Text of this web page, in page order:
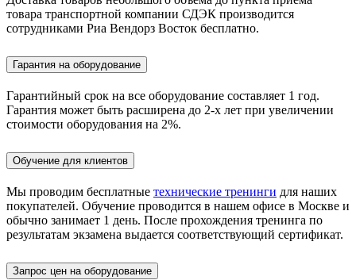
товара транспортной компании СДЭК производится
сотрудниками Риа Вендорз Восток бесплатно.
Гарантия на оборудование
Гарантийный срок на все оборудование составляет 1 год.
Гарантия может быть расширена до 2-х лет при увеличении
стоимости оборудования на 2%.
Обучение для клиентов
Мы проводим бесплатные технические тренинги для наших
покупателей. Обучение проводится в нашем офисе в Москве и
обычно занимает 1 день. После прохождения тренинга по
результатам экзамена выдается соответствующий сертификат.
Запрос цен на оборудование